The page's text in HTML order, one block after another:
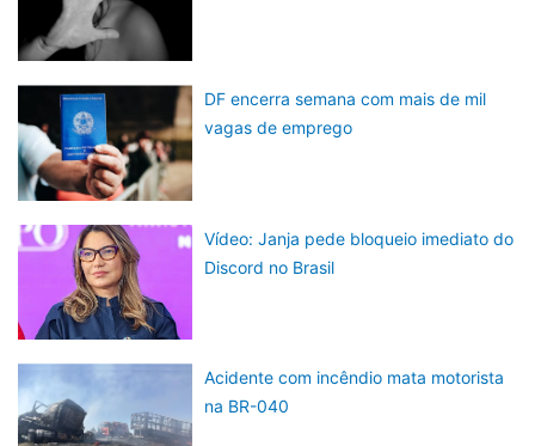
DF encerra semana com mais de mil
vagas de emprego
Vídeo: Janja pede bloqueio imediato do
Discord no Brasil
Acidente com incêndio mata motorista
na BR-040